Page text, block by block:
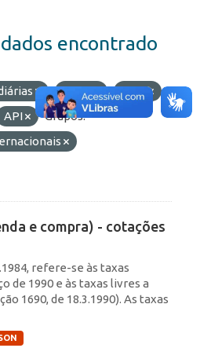
encontrado
taxas
ptax
API
Grupos:
e compra) - cotações
refere-se às taxas
de 1990 e às taxas livres a
1690, de 18.3.1990). As taxas